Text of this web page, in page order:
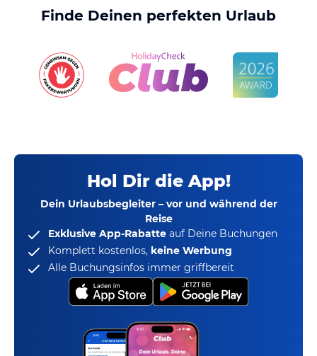
Finde Deinen perfekten Urlaub
Hol Dir die App!
Dein Urlaubsbegleiter – vor und während der
Reise
Exklusive App-Rabatte auf Deine Buchungen
Komplett kostenlos, keine Werbung
Alle Buchungsinfos immer griffbereit